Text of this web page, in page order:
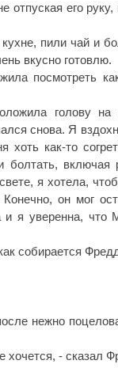
его
пили чай и
вкусно готовлю.
посмотреть
голову
снова. Я
как-то
включая
я хотела,
он мог
я уверенна, что
собирается
нежно
хочется, - сказал